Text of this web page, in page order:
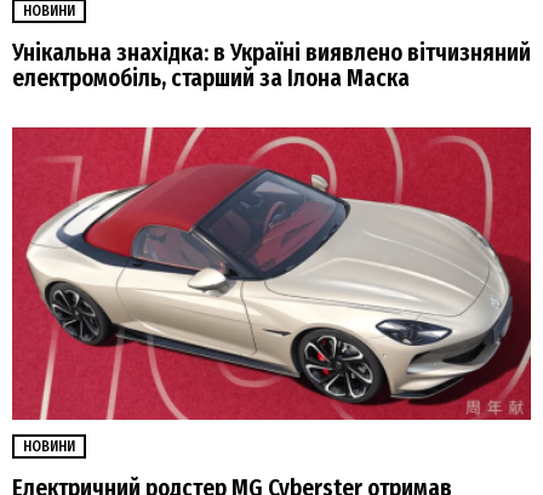
НОВИНИ
Унікальна знахідка: в Україні виявлено вітчизняний
електромобіль, старший за Ілона Маска
НОВИНИ
Електричний родстер MG Cyberster отримав